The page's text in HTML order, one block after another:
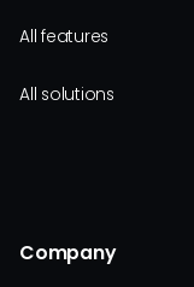
All features
All solutions
Company